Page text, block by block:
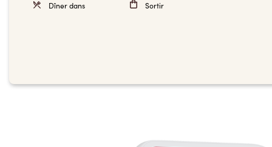
Dîner dans Sortir